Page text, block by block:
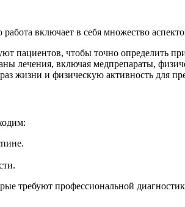
включает в себя множество
пациентов, чтобы точно определить
лечения, включая медпрепараты,
жизни и физическую активность для
требуют профессиональной